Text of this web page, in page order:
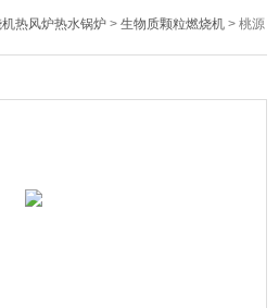
热风炉热水锅炉 >生物质颗粒燃烧机 > 桃源